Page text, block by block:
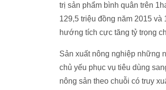
trị sản phẩm bình quân trên
129,5 triệu đồng năm 2015
hướng tích cực tăng tỷ trọng
Sản xuất nông nghiệp những
chủ yếu phục vụ tiêu dùng
nông sản theo chuỗi có truy